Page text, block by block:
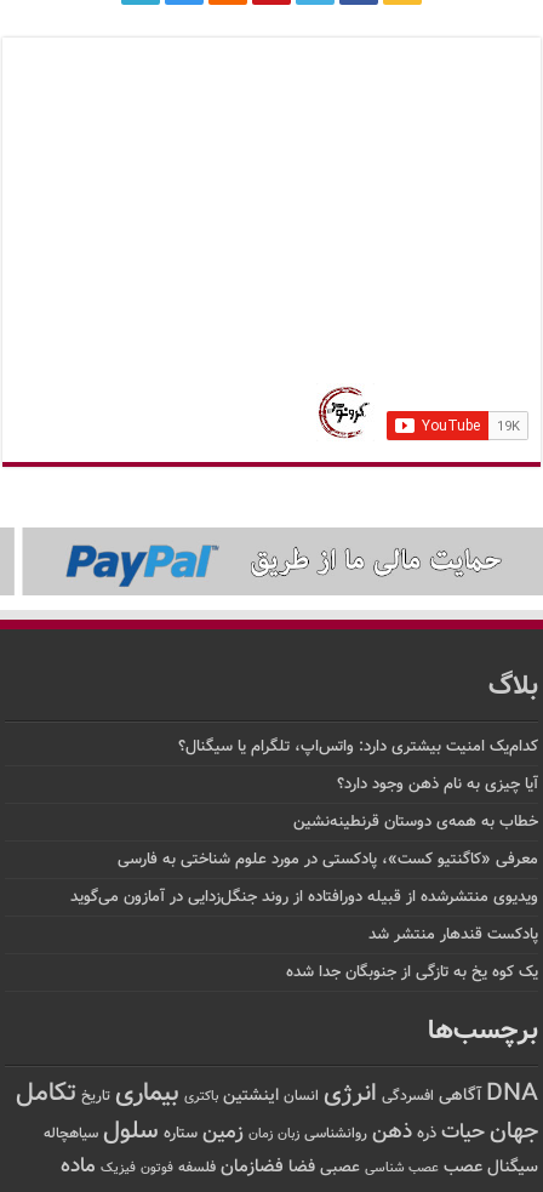
بلاگ
کدام‌یک امنیت بیشتری دارد: واتس‌اپ، تلگرام یا سیگنال؟
آیا چیزی به نام ذهن وجود دارد؟
خطاب به همه‌ی دوستان قرنطینه‌نشین
معرفی «کاگنتیو کست»، پادکستی در مورد علوم شناختی به فارسی
ویدیوی منتشرشده از قبیله دورافتاده‌ از روند جنگل‌زدایی در آمازون می‌گوید
پادکست قندهار منتشر شد
یک کوه یخ به تازگی از جنوبگان جدا شده
برچسب‌ها
DNA آگاهی افسردگی انرژی انسان اینشتین باکتری بیماری تاریخ تکامل
جهانحیات ذره ذهن روانشناسی زبان زمان زمین ستاره سلول سیاهچاله
سیگنال عصب عصب شناسی عصبی فضا فضازمان فلسفه فوتون فیزیک ماده